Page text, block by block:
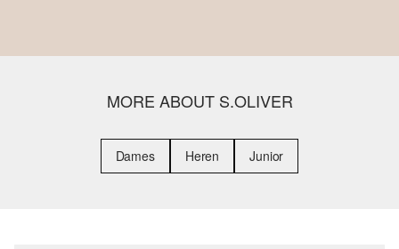
MORE ABOUT S.OLIVER
Dames Heren Junior